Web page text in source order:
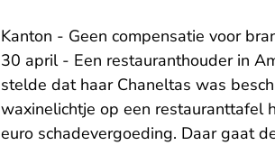
Kanton - Geen compensatie voor
30 april - Een restauranthouder in
stelde dat haar Chaneltas was
waxinelichtje op een restauranttafel
euro schadevergoeding. Daar gaat